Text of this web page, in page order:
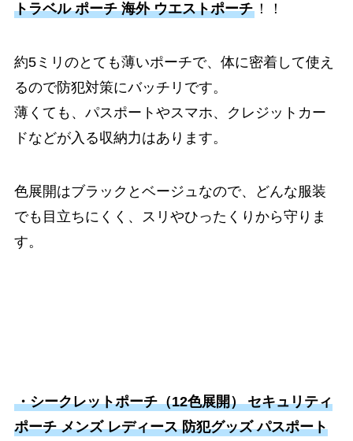
トラベル ポーチ 海外 ウエストポーチ！！
約5ミリのとても薄いポーチで、体に密着して使え
るので防犯対策にバッチリです。
薄くても、パスポートやスマホ、クレジットカー
ドなどが入る収納力はあります。
色展開はブラックとベージュなので、どんな服装
でも目立ちにくく、スリやひったくりから守りま
す。
・シークレットポーチ（12色展開） セキュリティ
ポーチ メンズ レディース 防犯グッズ パスポート